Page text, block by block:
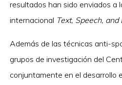
resultados han sido enviados a
internacional Text, Speech,
Además de las técnicas anti-
grupos de investigación del
conjuntamente en el desarrollo